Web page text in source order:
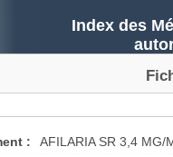
Index des
:
AFILARIA SR 3,4 MG/